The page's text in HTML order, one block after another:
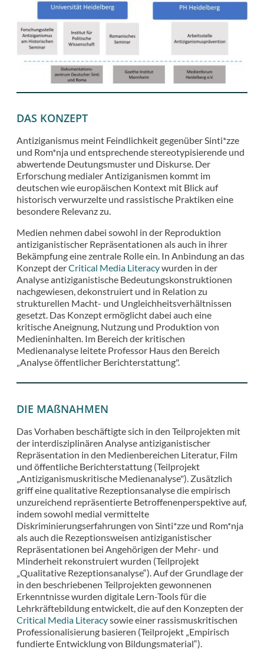
DAS KONZEPT
Antiziganismus meint Feindlichkeit gegenüber Sinti*zze
und Rom*nja und entsprechende stereotypisierende und
abwertende Deutungsmuster und Diskurse. Der
Erforschung medialer Antiziganismen kommt im
deutschen wie europäischen Kontext mit Blick auf
historisch verwurzelte und rassistische Praktiken eine
besondere Relevanz zu.
Medien nehmen dabei sowohl in der Reproduktion
antiziganistischer Repräsentationen als auch in ihrer
Bekämpfung eine zentrale Rolle ein. In Anbindung an das
Konzept derCritical Media Literacywurden in der
Analyse antiziganistische Bedeutungskonstruktionen
nachgewiesen, dekonstruiert und in Relation zu
strukturellen Macht- und Ungleichheitsverhältnissen
gesetzt. Das Konzept ermöglicht dabei auch eine
kritische Aneignung, Nutzung und Produktion von
Medieninhalten. Im Bereich der kritischen
Medienanalyse leitete Professor Haus den Bereich
„Analyse öffentlicher Berichterstattung".
DIE MAßNAHMEN
Das Vorhaben beschäftigte sich in den Teilprojekten mit
der interdisziplinären Analyse antiziganistischer
Repräsentation in den Medienbereichen Literatur, Film
und öffentliche Berichterstattung (Teilprojekt
„Antiziganismuskritische Medienanalyse"). Zusätzlich
griff eine qualitative Rezeptionsanalyse die empirisch
unzureichend repräsentierte Betroffenenperspektive auf,
indem sowohl medial vermittelte
Diskriminierungserfahrungen von Sinti*zze und Rom*nja
als auch die Rezeptionsweisen antiziganistischer
Repräsentationen bei Angehörigen der Mehr- und
Minderheit rekonstruiert wurden (Teilprojekt
„Qualitative Rezeptionsanalyse“). Auf der Grundlage der
in den beschriebenen Teilprojekten gewonnenen
Erkenntnisse wurden digitale Lern-Tools für die
Lehrkräftebildung entwickelt, die auf den Konzepten der
Critical Media Literacysowie einer rassismuskritischen
Professionalisierung basieren (Teilprojekt „Empirisch
fundierte Entwicklung von Bildungsmaterial“).